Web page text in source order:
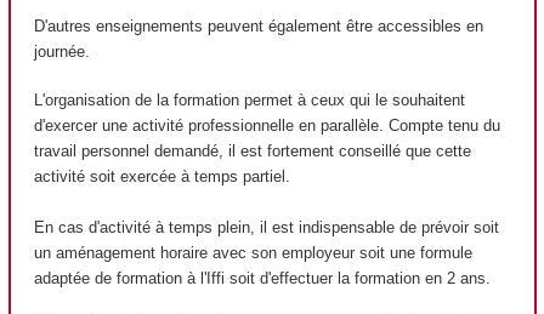
D'autres enseignements peuvent également être accessibles en
journée.
L'organisation de la formation permet à ceux qui le souhaitent
d'exercer une activité professionnelle en parallèle. Compte tenu du
travail personnel demandé, il est fortement conseillé que cette
activité soit exercée à temps partiel.
En cas d'activité à temps plein, il est indispensable de prévoir soit
un aménagement horaire avec son employeur soit une formule
adaptée de formation à l'Iffi soit d'effectuer la formation en 2 ans.